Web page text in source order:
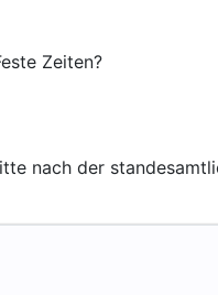
Zeiten?
nach der